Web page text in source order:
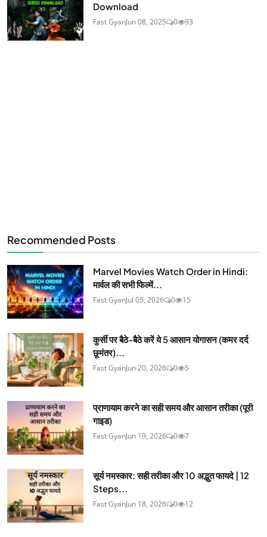
Download
Fast GyanJun 08, 2025 0 93
Recommended Posts
Marvel Movies Watch Order in Hindi:
मार्वल की सभी फिल्में...
Fast GyanJul 05, 2026 0 15
कुर्सी पर बैठे-बैठे करें ये 5 आसान योगासन (कमर दर्द
छूमंतर)...
Fast GyanJun 20, 2026 0 5
प्राणायाम करने का सही समय और आसान तरीका (पूरी
गाइड)
Fast GyanJun 19, 2026 0 7
सूर्य नमस्कार: सही तरीका और 10 अद्भुत फायदे | 12
Steps...
Fast GyanJun 18, 2026 0 12